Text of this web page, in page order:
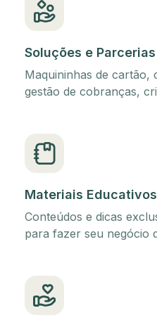
Soluções e Parcerias
Maquininhas de cartão,
gestão de cobranças,
Materiais Educativos
Conteúdos e dicas
para fazer seu negócio